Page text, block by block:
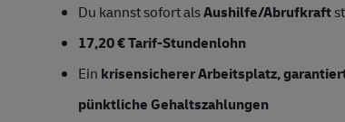
Du kannst sofort alsAushilfe/Abrufkraft
17,20 € Tarif-Stundenlohn
Ein krisensicherer Arbeitsplatz,
pünktliche Gehaltszahlungen